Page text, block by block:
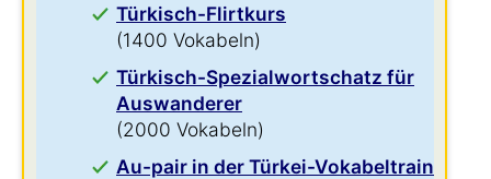
Türkisch-Flirtkurs
(1400 Vokabeln)
Türkisch-Spezialwortschatz für
Auswanderer
(2000 Vokabeln)
Au-pair in der Türkei-Vokabeltrainer